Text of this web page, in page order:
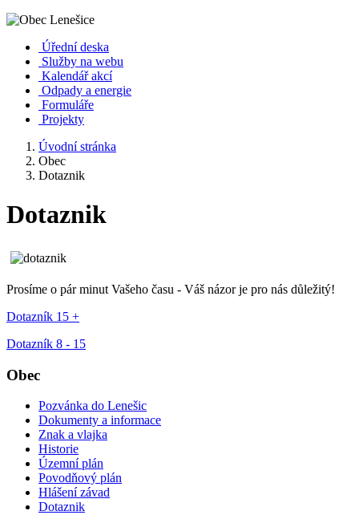
Úřední deska
Služby na webu
Kalendář akcí
Odpady a energie
Formuláře
Projekty
Úvodní stránka
Obec
Dotaznik
Dotaznik
Prosíme o pár minut Vašeho času - Váš názor je pro nás důležitý!
Dotazník 15 +
Dotazník 8 - 15
Obec
Pozvánka do Lenešic
Dokumenty a informace
Znak a vlajka
Historie
Územní plán
Povodňový plán
Hlášení závad
Dotaznik